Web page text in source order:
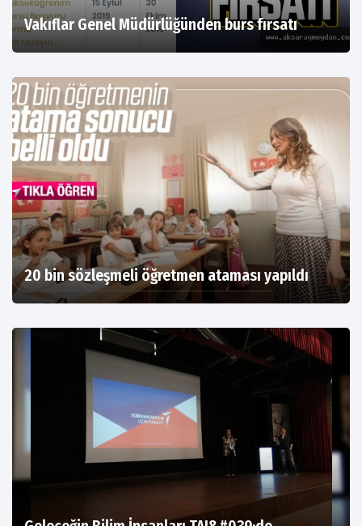
Vakıflar Genel Müdürlüğünden burs fırsatı
20 bin sözleşmeli öğretmen ataması yapıldı